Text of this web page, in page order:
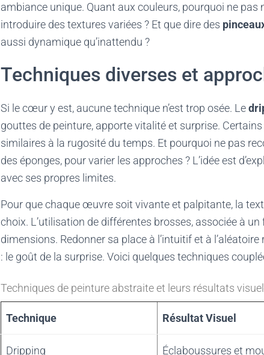
ambiance unique. Quant aux couleurs, pourquoi ne pas
introduire des textures variées ? Et que dire des
aussi dynamique qu’inattendu ?
Techniques diverses et
Si le cœur y est, aucune technique n’est trop osée. Le
gouttes de peinture, apporte vitalité et surprise.
similaires à la rugosité du temps. Et pourquoi ne pas
des éponges, pour varier les approches ? L’idée est
avec ses propres limites.
Pour que chaque œuvre soit vivante et palpitante, la
choix. L’utilisation de différentes brosses, associée à
dimensions. Redonner sa place à l’intuitif et à
: le goût de la surprise. Voici quelques techniques
Techniques de peinture abstraite et leurs résultats
Technique Résultat Visuel
Dripping Éclaboussures et